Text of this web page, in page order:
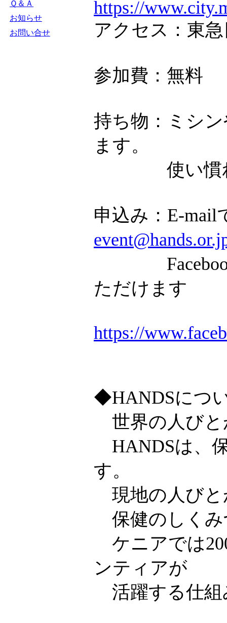
Ｑ＆Ａ
お知らせ
お問い合せ
https://
アクセス：東
参加費：無料
持ち物：ミシ
ます。
使い慣れた
申込み：E-mail
Facebookの
ただけます
https://
◆HANDSにつ
世界の人びと
HANDSは、
す。
現地の人びと
保健のしくみ
ケニアでは
ンティアが
活躍する仕組